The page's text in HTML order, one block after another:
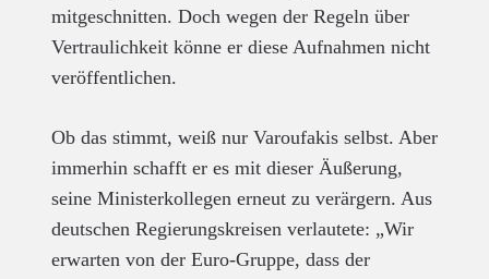
mitgeschnitten. Doch wegen der Regeln über
Vertraulichkeit könne er diese Aufnahmen nicht
veröffentlichen.
Ob das stimmt, weiß nur Varoufakis selbst. Aber
immerhin schafft er es mit dieser Äußerung,
seine Ministerkollegen erneut zu verärgern. Aus
deutschen Regierungskreisen verlautete: „Wir
erwarten von der Euro-Gruppe, dass der